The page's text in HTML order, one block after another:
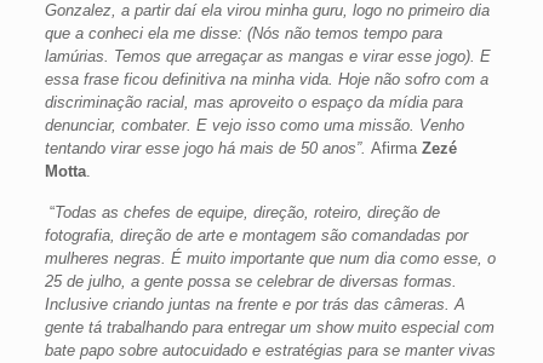
Gonzalez, a partir daí ela virou minha guru, logo no primeiro dia
que a conheci ela me disse: (Nós não temos tempo para
lamúrias. Temos que arregaçar as mangas e virar esse jogo). E
essa frase ficou definitiva na minha vida. Hoje não sofro com a
discriminação racial, mas aproveito o espaço da mídia para
denunciar, combater. E vejo isso como uma missão. Venho
tentando virar esse jogo há mais de 50 anos”. Afirma Zezé
Motta.
“Todas as chefes de equipe, direção, roteiro, direção de
fotografia, direção de arte e montagem são comandadas por
mulheres negras. É muito importante que num dia como esse, o
25 de julho, a gente possa se celebrar de diversas formas.
Inclusive criando juntas na frente e por trás das câmeras. A
gente tá trabalhando para entregar um show muito especial com
bate papo sobre autocuidado e estratégias para se manter vivas